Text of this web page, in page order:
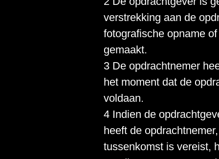
verstrekking aan de
fotografische opname
gemaakt.
3 De opdrachtnemer
het moment dat de
voldaan.
4 Indien de
heeft de
tussenkomst is vereist,